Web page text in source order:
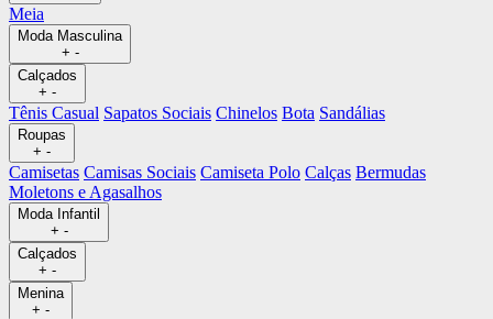
Meia
Moda Masculina
+ -
Calçados
+ -
Tênis Casual Sapatos Sociais Chinelos Bota Sandálias
Roupas
+ -
Camisetas Camisas Sociais Camiseta Polo Calças Bermudas
Moletons e Agasalhos
Moda Infantil
+ -
Calçados
+ -
Menina
+ -